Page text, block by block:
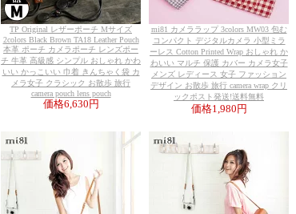
TP Original レザーポーチ Mサイズ
2colors Black Brown TA18 Leather Pouch
本革 ポーチ カメラポーチ レンズポー
チ 牛革 高級感 シンプル おしゃれ かわ
いい かっこいい 巾着 きんちゃく袋 カ
メラ女子 クラシック お散歩 旅行
camera pouch lens pouch
価格6,630円
mi81 カメララップ 3colors MW03 包む
コンパクト デジタルカメラ 小型ミラ
ーレス Cotton Printed Wrap おしゃれ か
わいい マルチ 保護 カバー カメラ女子
メンズ レディース 女子 ファッション
デザイン お散歩 旅行 camera wrap クリ
ックポスト発送!送料無料
価格1,980円